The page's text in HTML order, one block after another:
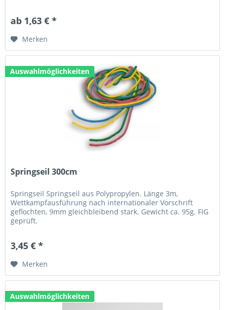
ab 1,63 € *
Merken
Auswahlmöglichkeiten
Springseil 300cm
Springseil Springseil aus Polypropylen. Länge 3m,
Wettkampfausführung nach internationaler Vorschrift
geflochten, 9mm gleichbleibend stark. Gewicht ca. 95g. FIG
geprüft.
3,45 € *
Merken
Auswahlmöglichkeiten